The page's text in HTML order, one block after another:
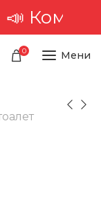
0 Мени